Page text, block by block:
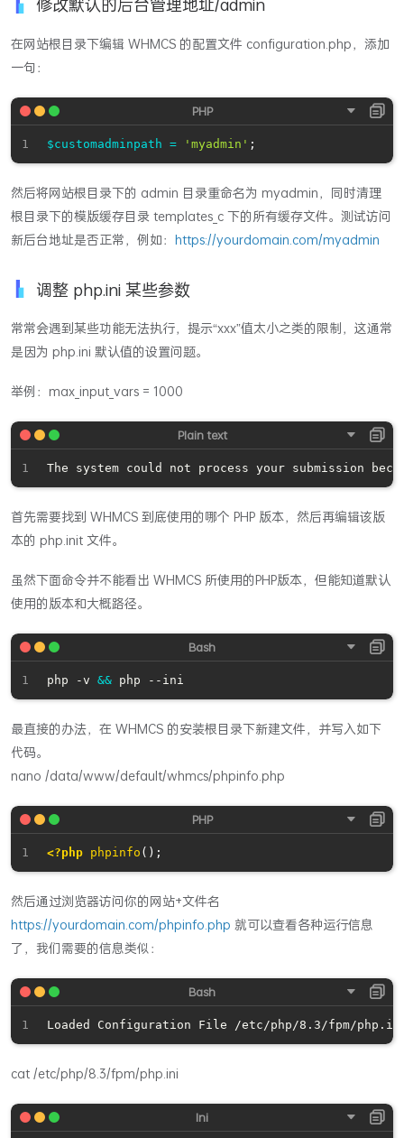
修改默认的后台管理地址/admin
在网站根目录下编辑 WHMCS 的配置文件 configuration.php，添加
一句：
$customadminpath = 'myadmin' ;
然后将网站根目录下的 admin 目录重命名为 myadmin，同时清理
根目录下的模版缓存目录 templates_c 下的所有缓存文件。测试访问
新后台地址是否正常，例如： https://yourdomain.com/myadmin
调整 php.ini 某些参数
常常会遇到某些功能无法执行，提示“xxx”值太小之类的限制，这通常
是因为 php.ini 默认值的设置问题。
举例：max_input_vars = 1000
首先需要找到 WHMCS 到底使用的哪个 PHP 版本，然后再编辑该版
本的 php.init 文件。
虽然下面命令并不能看出 WHMCS 所使用的PHP版本，但能知道默认
使用的版本和大概路径。
php -v &&
最直接的办法，在 WHMCS 的安装根目录下新建文件，并写入如下
代码。
nano /data/www/default/whmcs/phpinfo.php
<?php phpinfo ( ) ;
然后通过浏览器访问你的网站+文件名
https://yourdomain.com/phpinfo.php 就可以查看各种运行信息
了，我们需要的信息类似：
cat /etc/php/8.3/fpm/php.ini